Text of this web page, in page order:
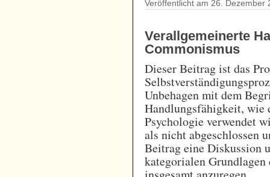
Veröffentlicht am 26. Dezember
Verallgemeinerte
Commonismus
Dieser Beitrag ist das
Unbehagen mit dem
Handlungsfähigkeit,
Psychologie verwendet
als nicht abgeschlossen
Beitrag eine Diskussion
kategorialen